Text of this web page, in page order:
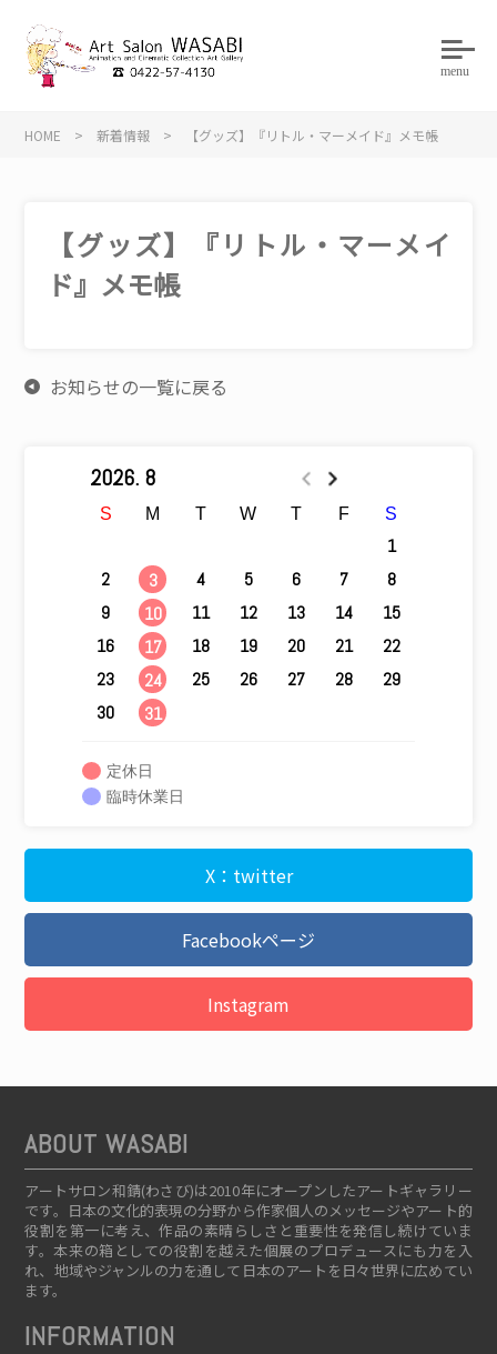
menu
HOME >新着情報 > 【グッズ】『リトル・マーメイド』メモ帳
【グッズ】『リトル・マーメイ
ド』メモ帳
お知らせの一覧に戻る
2026. 8
S M T W T F S
1
2
3 4 5 6 7
8
9
10 11 12 13 14
15
16
17 18 19 20 21
22
23
24 25 26 27 28
29
30
31
定休日
臨時休業日
X：twitter
Facebookページ
Instagram
ABOUT WASABI
アートサロン和錆(わさび)は2010年にオープンしたアートギャラリー
です。日本の文化的表現の分野から作家個人のメッセージやアート的
役割を第一に考え、作品の素晴らしさと重要性を発信し続けていま
す。本来の箱としての役割を越えた個展のプロデュースにも力を入
れ、地域やジャンルの力を通して日本のアートを日々世界に広めてい
ます。
INFORMATION